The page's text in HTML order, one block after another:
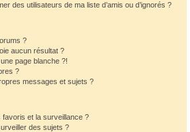
des utilisateurs de ma liste d’amis ou d’ignorés ?
?
aucun résultat ?
page blanche ?!
?
messages et sujets ?
et la surveillance ?
des sujets ?